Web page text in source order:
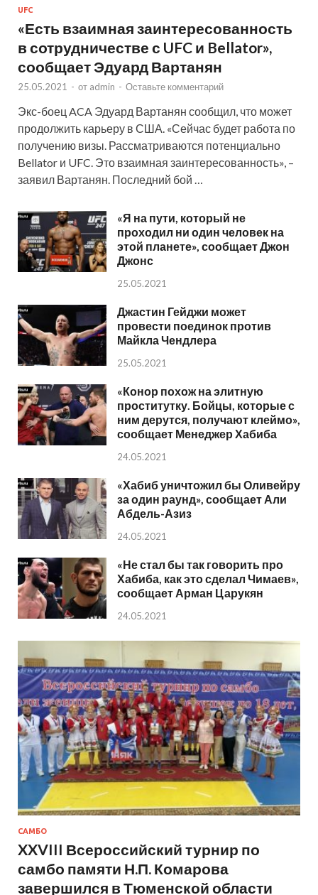
UFC
«Есть взаимная заинтересованность
в сотрудничестве с UFC и Bellator»,
сообщает Эдуард Вартанян
25.05.2021 - от admin - Оставьте комментарий
Экс-боец ACA Эдуард Вартанян сообщил, что может
продолжить карьеру в США. «Сейчас будет работа по
получению визы. Рассматриваются потенциально
Bellator и UFC. Это взаимная заинтересованность», –
заявил Вартанян. Последний бой …
«Я на пути, который не
проходил ни один человек на
этой планете», сообщает Джон
Джонс
25.05.2021
Джастин Гейджи может
провести поединок против
Майкла Чендлера
25.05.2021
«Конор похож на элитную
проститутку. Бойцы, которые с
ним дерутся, получают клеймо»,
сообщает Менеджер Хабиба
24.05.2021
«Хабиб уничтожил бы Оливейру
за один раунд», сообщает Али
Абдель-Азиз
24.05.2021
«Не стал бы так говорить про
Хабиба, как это сделал Чимаев»,
сообщает Арман Царукян
24.05.2021
САМБО
XXVIII Всероссийский турнир по
самбо памяти Н.П. Комарова
завершился в Тюменской области